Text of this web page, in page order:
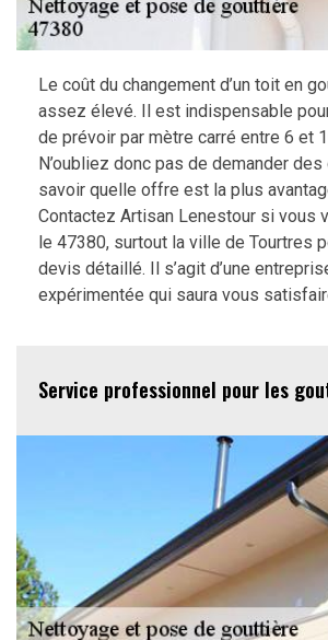
Le coût du changement d’un toit en
assez élevé. Il est indispensable
de prévoir par mètre carré entre 6 et
N’oubliez donc pas de demander
savoir quelle offre est la plus
Contactez Artisan Lenestour si vous
le 47380, surtout la ville de Tourtres
devis détaillé. Il s’agit d’une
expérimentée qui saura vous
Service professionnel pour les